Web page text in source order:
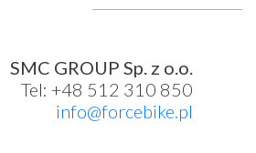
SMC GROUP Sp. z o.o.
Tel: +48 512 310 850
info@forcebike.pl